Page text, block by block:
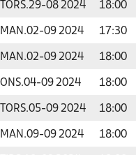
TORS.29-08 2024 18:00
MAN.02-09 2024 17:30
MAN.02-09 2024 18:00
ONS.04-09 2024 18:00
TORS.05-09 2024 18:00
MAN.09-09 2024 18:00